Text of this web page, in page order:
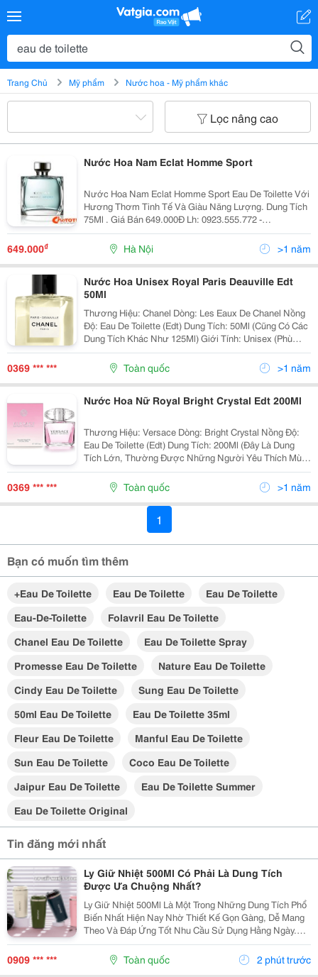
Trang Chủ Mỹ phẩm Nước hoa - Mỹ phẩm khác
Lọc nâng cao
Nước Hoa Nam Eclat Homme Sport
Nước Hoa Nam Eclat Homme Sport Eau De Toilette Với
Hương Thơm Tinh Tế Và Giàu Năng Lượng. Dung Tích
75Ml . Giá Bán 649.000Đ Lh: 0923.555.772 -
0975.928.220 Đ/C: Số 3 Ngách 116 Ngõ 245 Định Công
- Hà Nội. Nước Hoa Nam Với Hương Thơm Tinh Tế Và
Giàu Nă
649.000₫ Hà Nội >1 năm
Nước Hoa Unisex Royal Paris Deauville Edt
50Ml
Thương Hiệu: Chanel Dòng: Les Eaux De Chanel Nồng
Độ: Eau De Toilette (Edt) Dung Tích: 50Ml (Cũng Có Các
Dung Tích Khác Như 125Ml) Giới Tính: Unisex (Phù
Hợp Cho Cả Nam Và Nữ) Năm Ra Mắt: 2018 Nhà Sáng
Chế: Olivier Polge Nhóm Hương:...
0369 *** *** Toàn quốc >1 năm
Nước Hoa Nữ Royal Bright Crystal Edt 200Ml
Thương Hiệu: Versace Dòng: Bright Crystal Nồng Độ:
Eau De Toilette (Edt) Dung Tích: 200Ml (Đây Là Dung
Tích Lớn, Thường Được Những Người Yêu Thích Mùi
Hương Này Sử Dụng Thường Xuyên Lựa Chọn) Giới
Tính: Nữ Năm Ra Mắt: 2006 Nhà Sáng Chế:...
0369 *** *** Toàn quốc >1 năm
1
Bạn có muốn tìm thêm
+eau De Toilette Eau De Toilette
Eau De Toilette
Eau-De-Toilette
Folavril Eau De Toilette
Chanel Eau De Toilette
Eau De Toilette Spray
Promesse Eau De Toilette
Nature Eau De Toilette
Cindy Eau De Toilette
Sung Eau De Toilette
50ml Eau De Toilette
Eau De Toilette 35ml
Fleur Eau De Toilette
Manful Eau De Toilette
Sun Eau De Toilette
Coco Eau De Toilette
Jaipur Eau De Toilette
Eau De Toilette Summer
Eau De Toilette Original
Tin đăng mới nhất
Ly Giữ Nhiệt 500Ml Có Phải Là Dung Tích
Được Ưa Chuộng Nhất?
Ly Giữ Nhiệt 500Ml Là Một Trong Những Dung Tích Phổ
Biến Nhất Hiện Nay Nhờ Thiết Kế Gọn Gàng, Dễ Mang
Theo Và Đáp Ứng Tốt Nhu Cầu Sử Dụng Hằng Ngày.
Vậy Ly Giữ Nhiệt 500Ml Có Những Ưu Điểm Gì Và Làm
Sao Để Chọn Được Sản Phẩm Chất Lượng? Hãy
Cùng...
0909 *** *** Toàn quốc 2 phút trước